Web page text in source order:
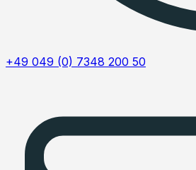
+49 049 (0) 7348 200 50